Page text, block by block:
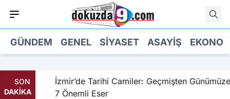
GÜNDEM GENEL SIYASET ASAYIŞ
SON
DAKİKA
İzmir’de Tarihi Camiler: Geçmişten Günümüze
7 Önemli Eser